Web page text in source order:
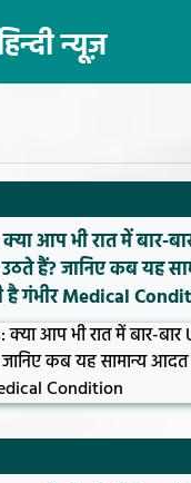
न्यूज़
आप भी रात में बार-
हैं? जानिए कब यह
गंभीर Medical